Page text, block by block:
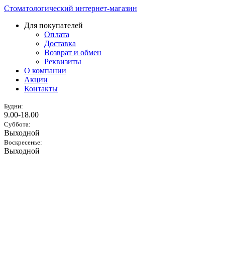
Стоматологический интернет-магазин
Для покупателей
Оплата
Доставка
Возврат и обмен
Реквизиты
О компании
Акции
Контакты
Будни:
9.00-18.00
Суббота:
Выходной
Воскресенье:
Выходной